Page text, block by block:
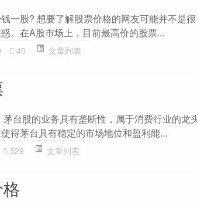
一股? 想要了解股票价格的网友可能并不是
。在A股市场上，目前最高价的股票...
40 文章列表
台股的业务具有垄断性，属于消费行业的龙
得茅台具有稳定的市场地位和盈利能...
529 文章列表